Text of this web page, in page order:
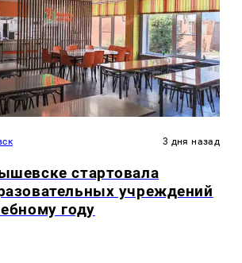
3 дня назад
стартовала
учреждений
году